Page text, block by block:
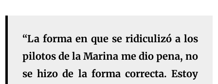
“La forma en que se ridiculizó a los
pilotos de la Marina me dio pena, no
se hizo de la forma correcta. Estoy